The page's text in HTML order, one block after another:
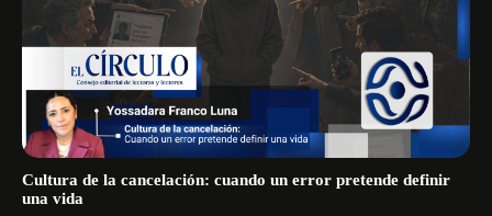
Cultura de la cancelación: cuando un error pretende definir
una vida